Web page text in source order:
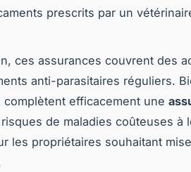
prescrits par un
ces assurances couvrent des
anti-parasitaires réguliers.
efficacement une
de maladies coûteuses à
les propriétaires souhaitant